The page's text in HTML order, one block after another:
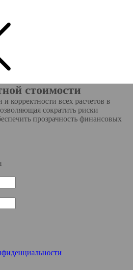
стоимости
корректности всех расчетов в
сократить риски
прозрачность финансовых